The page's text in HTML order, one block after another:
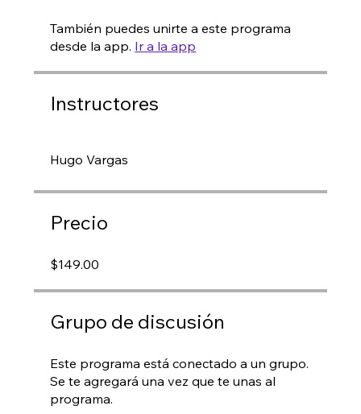
También puedes unirte a este programa
desde la app. Ir a la app
Instructores
Hugo Vargas
Precio
$149.00
Grupo de discusión
Este programa está conectado a un grupo.
Se te agregará una vez que te unas al
programa.